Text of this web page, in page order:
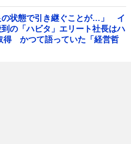
の状態で引き継ぐことが…」 イ
の「ハビタ」エリート社長はハ
得 かつて語っていた「経営哲